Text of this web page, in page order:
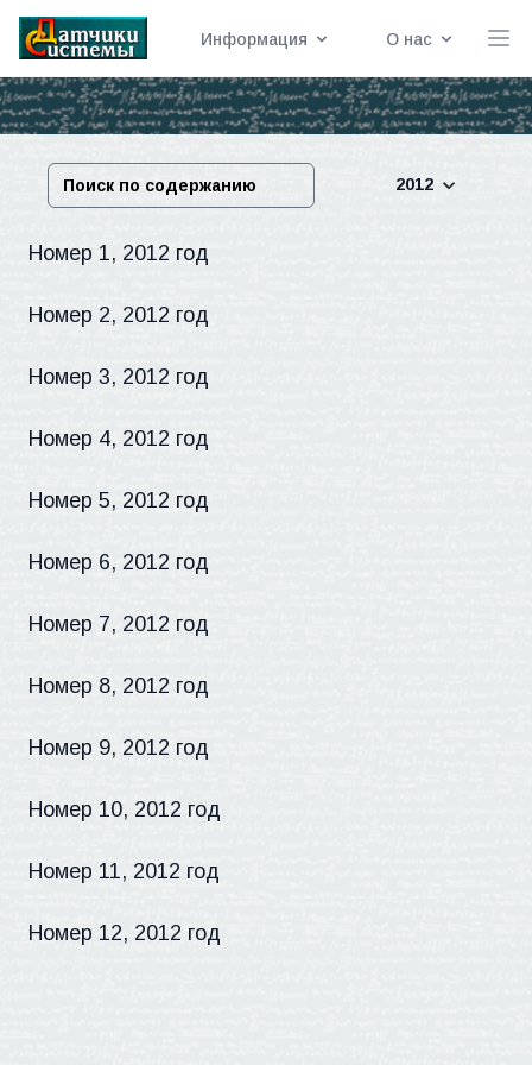
Информация О нас
2012
Номер 1, 2012 год
Номер 2, 2012 год
Номер 3, 2012 год
Номер 4, 2012 год
Номер 5, 2012 год
Номер 6, 2012 год
Номер 7, 2012 год
Номер 8, 2012 год
Номер 9, 2012 год
Номер 10, 2012 год
Номер 11, 2012 год
Номер 12, 2012 год